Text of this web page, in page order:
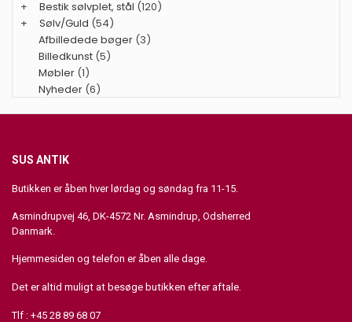
+
Bestik sølvplet, stål (120)
+
Sølv/Guld (54)
Afbilledede bøger (3)
Billedkunst (5)
Møbler (1)
Nyheder (6)
SUS ANTIK
Butikken er åben hver lørdag og søndag fra 11-15.
Asmindrupvej 46, DK-4572 Nr. Asmindrup, Odsherred
Danmark.
Hjemmesiden og telefon er åben alle dage.
Det er altid muligt at besøge butikken efter aftale.
Tlf : +45 28 89 68 07